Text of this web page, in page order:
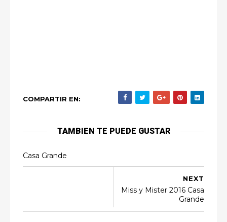
COMPARTIR EN:
TAMBIEN TE PUEDE GUSTAR
Casa Grande
NEXT
Miss y Mister 2016 Casa
Grande